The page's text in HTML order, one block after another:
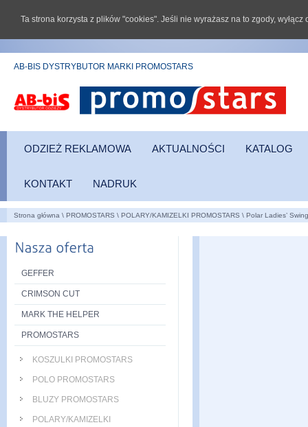
AB-BIS DYSTRYBUTOR MARKI PROMOSTARS
ODZIEŻ REKLAMOWA AKTUALNOŚCI KATALOG
KONTAKT NADRUK
Strona główna \ PROMOSTARS \ POLARY/KAMIZELKI PROMOSTARS \ Polar Ladies’
GEFFER
CRIMSON CUT
MARK THE HELPER
PROMOSTARS
KOSZULKI PROMOSTARS
POLO PROMOSTARS
BLUZY PROMOSTARS
POLARY/KAMIZELKI
Ta strona korzysta z plików "cookies". Jeśli nie wyrażasz na to zgody,